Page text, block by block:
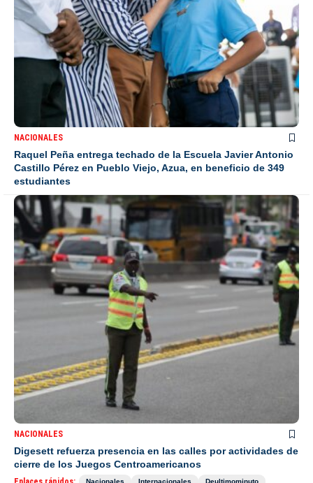
NACIONALES
Raquel Peña entrega techado de la Escuela Javier Antonio
Castillo Pérez en Pueblo Viejo, Azua, en beneficio de 349
estudiantes
NACIONALES
Digesett refuerza presencia en las calles por actividades de
cierre de los Juegos Centroamericanos
Nacionales Internacionales
Deultimominuto